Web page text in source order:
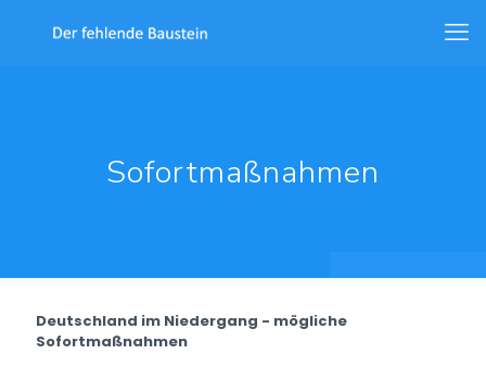
Sofortmaßnahmen
Deutschland im Niedergang - mögliche
Sofortmaßnahmen